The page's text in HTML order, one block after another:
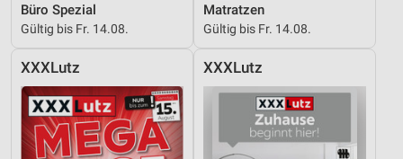
Büro Spezial
Gültig bis Fr. 14.08.
Matratzen
Gültig bis Fr. 14.08.
XXXLutz XXXLutz